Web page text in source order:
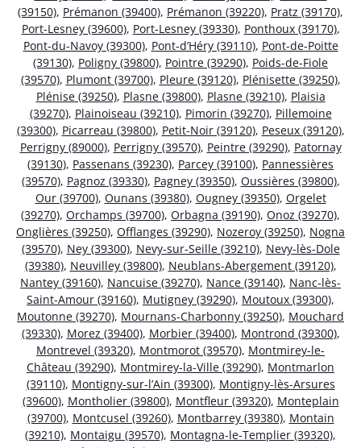
(39150), Prémanon (39400), Prémanon (39220), Pratz (39170),
Port-Lesney (39600), Port-Lesney (39330), Ponthoux (39170),
Pont-du-Navoy (39300), Pont-d’Héry (39110), Pont-de-Poitte
(39130), Poligny (39800), Pointre (39290), Poids-de-Fiole
(39570), Plumont (39700), Pleure (39120), Plénisette (39250),
Plénise (39250), Plasne (39800), Plasne (39210), Plaisia
(39270), Plainoiseau (39210), Pimorin (39270), Pillemoine
(39300), Picarreau (39800), Petit-Noir (39120), Peseux (39120),
Perrigny (89000), Perrigny (39570), Peintre (39290), Patornay
(39130), Passenans (39230), Parcey (39100), Pannessières
(39570), Pagnoz (39330), Pagney (39350), Oussières (39800),
Our (39700), Ounans (39380), Ougney (39350), Orgelet
(39270), Orchamps (39700), Orbagna (39190), Onoz (39270),
Onglières (39250), Offlanges (39290), Nozeroy (39250), Nogna
(39570), Ney (39300), Nevy-sur-Seille (39210), Nevy-lès-Dole
(39380), Neuvilley (39800), Neublans-Abergement (39120),
Nantey (39160), Nancuise (39270), Nance (39140), Nanc-lès-
Saint-Amour (39160), Mutigney (39290), Moutoux (39300),
Moutonne (39270), Mournans-Charbonny (39250), Mouchard
(39330), Morez (39400), Morbier (39400), Montrond (39300),
Montrevel (39320), Montmorot (39570), Montmirey-le-
Château (39290), Montmirey-la-Ville (39290), Montmarlon
(39110), Montigny-sur-l’Ain (39300), Montigny-lès-Arsures
(39600), Montholier (39800), Montfleur (39320), Monteplain
(39700), Montcusel (39260), Montbarrey (39380), Montain
(39210), Montaigu (39570), Montagna-le-Templier (39320),